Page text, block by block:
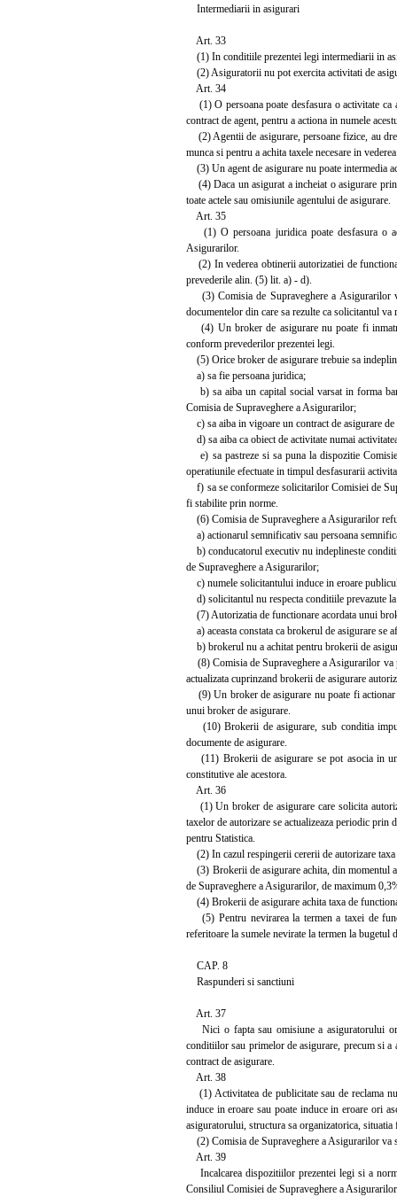
Intermediarii in asigurari
Art. 33
(1) In conditiile prezentei legi intermediarii in
(2) Asiguratorii nu pot exercita activitati de
Art. 34
(1) O persoana poate desfasura o activitate ca
contract de agent, pentru a actiona in numele
(2) Agentii de asigurare, persoane fizice, au
munca si pentru a achita taxele necesare in
(3) Un agent de asigurare nu poate intermedia
(4) Daca un asigurat a incheiat o asigurare
toate actele sau omisiunile agentului de asigurare.
Art. 35
(1) O persoana juridica poate desfasura o
Asigurarilor.
(2) In vederea obtinerii autorizatiei de
prevederile alin. (5) lit. a) - d).
(3) Comisia de Supraveghere a Asigurarilor
documentelor din care sa rezulte ca solicitantul
(4) Un broker de asigurare nu poate fi
conform prevederilor prezentei legi.
(5) Orice broker de asigurare trebuie sa
a) sa fie persoana juridica;
b) sa aiba un capital social varsat in forma
Comisia de Supraveghere a Asigurarilor;
c) sa aiba in vigoare un contract de asigurare
d) sa aiba ca obiect de activitate numai
e) sa pastreze si sa puna la dispozitie
operatiunile efectuate in timpul desfasurarii
f) sa se conformeze solicitarilor Comisiei de
fi stabilite prin norme.
(6) Comisia de Supraveghere a Asigurarilor
a) actionarul semnificativ sau persoana
b) conducatorul executiv nu indeplineste
de Supraveghere a Asigurarilor;
c) numele solicitantului induce in eroare
d) solicitantul nu respecta conditiile prevazute
(7) Autorizatia de functionare acordata unui
a) aceasta constata ca brokerul de asigurare se
b) brokerul nu a achitat pentru brokerii de
(8) Comisia de Supraveghere a Asigurarilor
actualizata cuprinzand brokerii de asigurare
(9) Un broker de asigurare nu poate fi actionar
unui broker de asigurare.
(10) Brokerii de asigurare, sub conditia
documente de asigurare.
(11) Brokerii de asigurare se pot asocia in
constitutive ale acestora.
Art. 36
(1) Un broker de asigurare care solicita
taxelor de autorizare se actualizeaza periodic
pentru Statistica.
(2) In cazul respingerii cererii de autorizare taxa
(3) Brokerii de asigurare achita, din momentul
de Supraveghere a Asigurarilor, de maximum
(4) Brokerii de asigurare achita taxa de
(5) Pentru nevirarea la termen a taxei de
referitoare la sumele nevirate la termen la bugetul
CAP. 8
Raspunderi si sanctiuni
Art. 37
Nici o fapta sau omisiune a asiguratorului ori
conditiilor sau primelor de asigurare, precum si a
contract de asigurare.
Art. 38
(1) Activitatea de publicitate sau de reclama
induce in eroare sau poate induce in eroare ori
asiguratorului, structura sa organizatorica,
(2) Comisia de Supraveghere a Asigurarilor va
Art. 39
Incalcarea dispozitiilor prezentei legi si a
Consiliul Comisiei de Supraveghere a